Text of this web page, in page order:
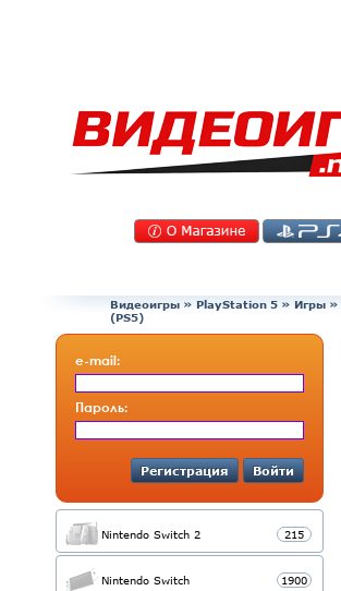
Видеоигры » PlayStation 5 » Игры »
(PS5)
e-mail:
Пароль:
Регистрация Войти
Nintendo Switch 2 215
Nintendo Switch 1900